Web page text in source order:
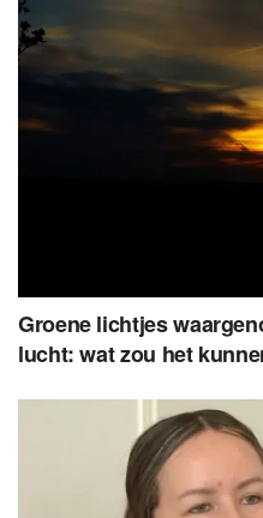
Groene lichtjes
lucht: wat zou het